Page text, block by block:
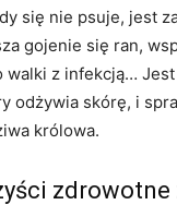
się nie psuje, jest
gojenie się ran,
z infekcją… Jest
odżywia skórę, i
królowa.
zdrowotne